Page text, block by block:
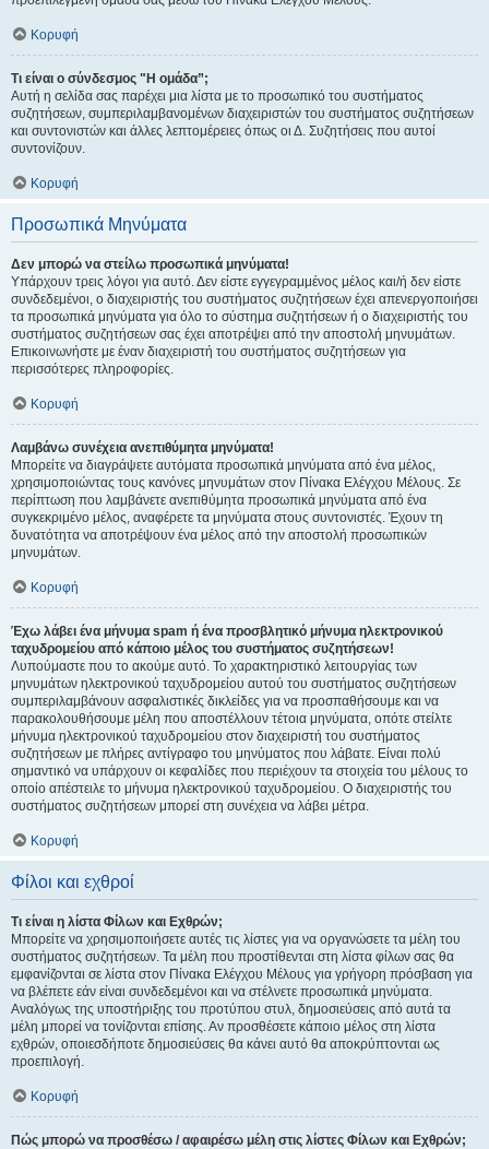
Κορυφή
Τι είναι ο σύνδεσμος "Η ομάδα”;
Αυτή η σελίδα σας παρέχει μια λίστα με το προσωπικό του συστήματος
συζητήσεων, συμπεριλαμβανομένων διαχειριστών του συστήματος συζητήσεων
και συντονιστών και άλλες λεπτομέρειες όπως οι Δ. Συζητήσεις που αυτοί
συντονίζουν.
Κορυφή
Προσωπικά Μηνύματα
Δεν μπορώ να στείλω προσωπικά μηνύματα!
Υπάρχουν τρεις λόγοι για αυτό. Δεν είστε εγγεγραμμένος μέλος και/ή δεν είστε
συνδεδεμένοι, ο διαχειριστής του συστήματος συζητήσεων έχει απενεργοποιήσει
τα προσωπικά μηνύματα για όλο το σύστημα συζητήσεων ή ο διαχειριστής του
συστήματος συζητήσεων σας έχει αποτρέψει από την αποστολή μηνυμάτων.
Επικοινωνήστε με έναν διαχειριστή του συστήματος συζητήσεων για
περισσότερες πληροφορίες.
Κορυφή
Λαμβάνω συνέχεια ανεπιθύμητα μηνύματα!
Μπορείτε να διαγράψετε αυτόματα προσωπικά μηνύματα από ένα μέλος,
χρησιμοποιώντας τους κανόνες μηνυμάτων στον Πίνακα Ελέγχου Μέλους. Σε
περίπτωση που λαμβάνετε ανεπιθύμητα προσωπικά μηνύματα από ένα
συγκεκριμένο μέλος, αναφέρετε τα μηνύματα στους συντονιστές. Έχουν τη
δυνατότητα να αποτρέψουν ένα μέλος από την αποστολή προσωπικών
μηνυμάτων.
Κορυφή
Έχω λάβει ένα μήνυμα spam ή ένα προσβλητικό μήνυμα ηλεκτρονικού
ταχυδρομείου από κάποιο μέλος του συστήματος συζητήσεων!
Λυπούμαστε που το ακούμε αυτό. Το χαρακτηριστικό λειτουργίας των
μηνυμάτων ηλεκτρονικού ταχυδρομείου αυτού του συστήματος συζητήσεων
συμπεριλαμβάνουν ασφαλιστικές δικλείδες για να προσπαθήσουμε και να
παρακολουθήσουμε μέλη που αποστέλλουν τέτοια μηνύματα, οπότε στείλτε
μήνυμα ηλεκτρονικού ταχυδρομείου στον διαχειριστή του συστήματος
συζητήσεων με πλήρες αντίγραφο του μηνύματος που λάβατε. Είναι πολύ
σημαντικό να υπάρχουν οι κεφαλίδες που περιέχουν τα στοιχεία του μέλους το
οποίο απέστειλε το μήνυμα ηλεκτρονικού ταχυδρομείου. Ο διαχειριστής του
συστήματος συζητήσεων μπορεί στη συνέχεια να λάβει μέτρα.
Κορυφή
Φίλοι και εχθροί
Τι είναι η λίστα Φίλων και Εχθρών;
Μπορείτε να χρησιμοποιήσετε αυτές τις λίστες για να οργανώσετε τα μέλη του
συστήματος συζητήσεων. Τα μέλη που προστίθενται στη λίστα φίλων σας θα
εμφανίζονται σε λίστα στον Πίνακα Ελέγχου Μέλους για γρήγορη πρόσβαση για
να βλέπετε εάν είναι συνδεδεμένοι και να στέλνετε προσωπικά μηνύματα.
Αναλόγως της υποστήριξης του προτύπου στυλ, δημοσιεύσεις από αυτά τα
μέλη μπορεί να τονίζονται επίσης. Αν προσθέσετε κάποιο μέλος στη λίστα
εχθρών, οποιεσδήποτε δημοσιεύσεις θα κάνει αυτό θα αποκρύπτονται ως
προεπιλογή.
Κορυφή
Πώς μπορώ να προσθέσω / αφαιρέσω μέλη στις λίστες Φίλων και Εχθρών;